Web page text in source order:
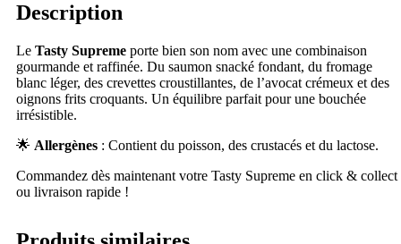
Description
Le Tasty Supreme porte bien son nom avec une combinaison
gourmande et raffinée. Du saumon snacké fondant, du fromage
blanc léger, des crevettes croustillantes, de l’avocat crémeux et des
oignons frits croquants. Un équilibre parfait pour une bouchée
irrésistible.
🌟 Allergènes : Contient du poisson, des crustacés et du lactose.
Commandez dès maintenant votre Tasty Supreme en click & collect
ou livraison rapide !